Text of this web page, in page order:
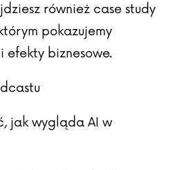
również case study
pokazujemy
efekty biznesowe.
jak wygląda AI w